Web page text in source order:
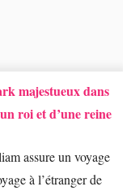
majestueux dans
roi et d’une reine
assure un voyage
à l’étranger de